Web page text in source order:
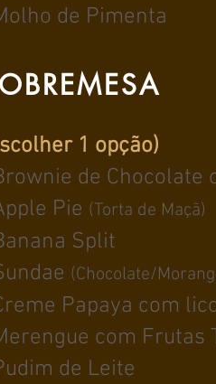
de Pimenta
1 opção)
de
Pie (Torta de Maçã)
Split
(Chocolate/
Papaya com
com Frutas
de Leite